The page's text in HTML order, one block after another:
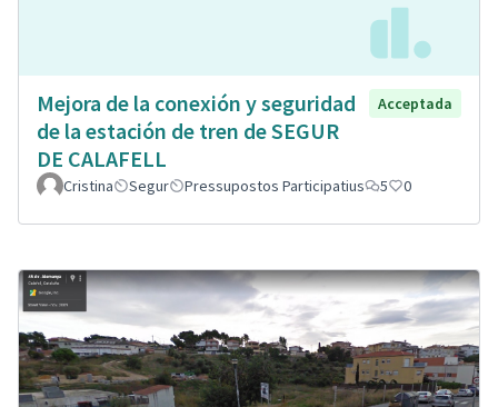
Mejora de la conexión y seguridad
de la estación de tren de SEGUR
DE CALAFELL
Acceptada
Cristina Segur Pressupostos Participatius 5 0